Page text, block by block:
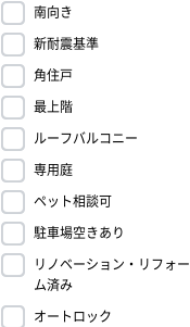
南向き
新耐震基準
角住戸
最上階
ルーフバルコニー
専用庭
ペット相談可
駐車場空きあり
リノベーション・リフォー
ム済み
オートロック